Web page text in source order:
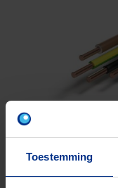
Toestemming